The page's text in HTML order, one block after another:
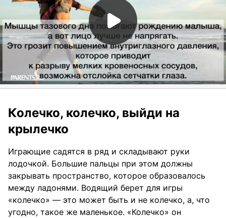
Колечко, колечко, выйди на
крылечко
Играющие садятся в ряд и складывают руки
лодочкой. Большие пальцы при этом должны
закрывать пространство, которое образовалось
между ладонями. Водящий берет для игры
«колечко» — это может быть и не колечко, а, что
угодно, такое же маленькое. «Колечко» он